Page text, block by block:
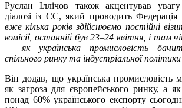
Руслан Іллічов також акцентував
діалозі із ЄС, який проводить Федерація
вже кілька років здійснюємо постійні
комісії, останній був 23–24 квітня, і там
— як українська промисловість
спільного ринку та індустріальної
Він додав, що українська промисловість
як загроза для європейського ринку, а
понад 60% українського експорту